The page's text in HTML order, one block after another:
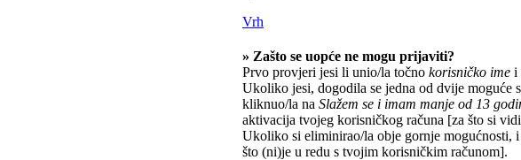
Vrh
» Zašto se uopće ne mogu prijaviti?
Prvo provjeri jesi li unio/la točno korisničko ime i
Ukoliko jesi, dogodila se jedna od dvije moguće
kliknuo/la na Slažem se i imam manje od 13
aktivacija tvojeg korisničkog računa [za što si
Ukoliko si eliminirao/la obje gornje mogućnosti,
što (ni)je u redu s tvojim korisničkim računom].